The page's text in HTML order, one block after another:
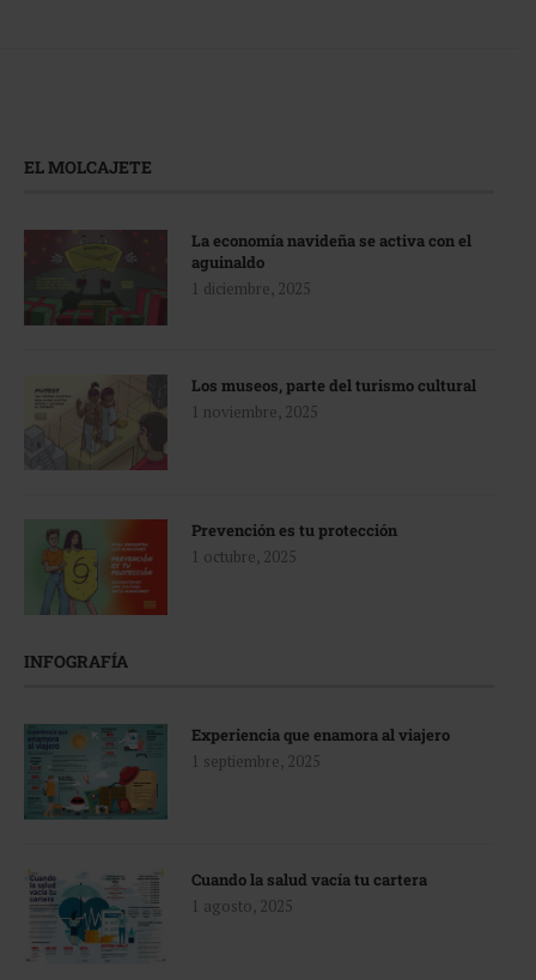
EL MOLCAJETE
La economía navideña se activa con el
aguinaldo
1 diciembre, 2025
Los museos, parte del turismo cultural
1 noviembre, 2025
Prevención es tu protección
1 octubre, 2025
INFOGRAFÍA
Experiencia que enamora al viajero
1 septiembre, 2025
Cuando la salud vacía tu cartera
1 agosto, 2025